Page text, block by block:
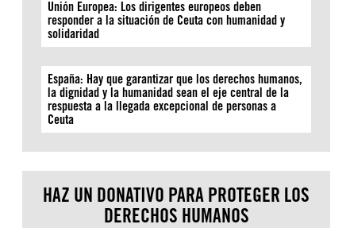
Unión Europea: Los dirigentes europeos deben
responder a la situación de Ceuta con humanidad y
solidaridad
España: Hay que garantizar que los derechos humanos,
la dignidad y la humanidad sean el eje central de la
respuesta a la llegada excepcional de personas a
Ceuta
HAZ UN DONATIVO PARA PROTEGER LOS
DERECHOS HUMANOS